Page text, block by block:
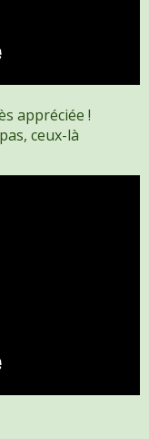
appréciée !
ceux-là